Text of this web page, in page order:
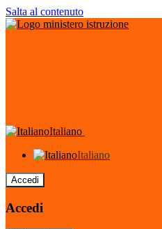
Salta al contenuto
Italiano
Italiano
Accedi
Accedi